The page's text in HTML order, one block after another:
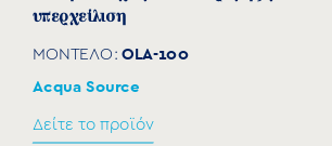
υπερχείλιση
ΜΟΝΤΕΛΟ:OLA-100
Acqua Source
Δείτε το προϊόν